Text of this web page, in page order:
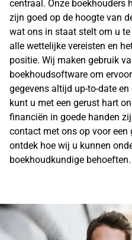
centraal. Onze boekhouders
zijn goed op de hoogte van
wat ons in staat stelt om u
alle wettelijke vereisten en
positie. Wij maken gebruik
boekhoudsoftware om
gegevens altijd up-to-date
kunt u met een gerust hart
financiën in goede handen
contact met ons op voor een
ontdek hoe wij u kunnen
boekhoudkundige behoeften.